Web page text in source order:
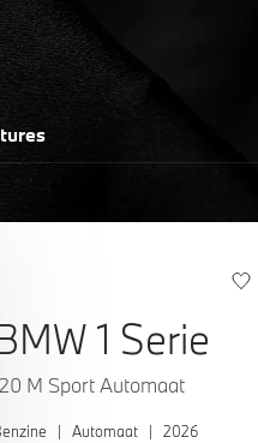
1 Serie
M Sport Automaat
| Automaat | 2026